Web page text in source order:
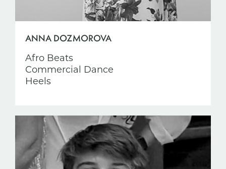
ANNA DOZMOROVA
Afro Beats
Commercial Dance
Heels